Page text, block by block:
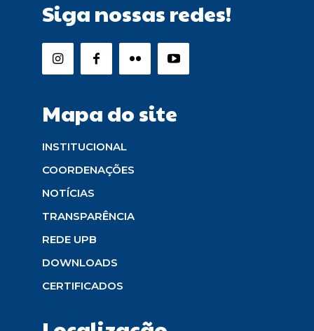
Siga nossas redes!
Mapa do site
INSTITUCIONAL
COORDENAÇÕES
NOTÍCIAS
TRANSPARÊNCIA
REDE UPB
DOWNLOADS
CERTIFICADOS